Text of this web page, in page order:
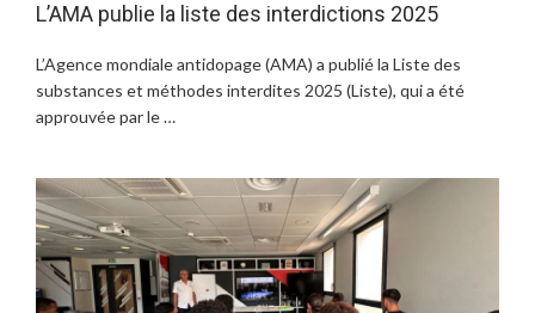
L’AMA publie la liste des interdictions 2025
L’Agence mondiale antidopage (AMA) a publié la Liste des
substances et méthodes interdites 2025 (Liste), qui a été
approuvée par le …